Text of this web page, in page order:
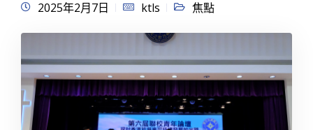
2025年2月7日 ktls 焦點